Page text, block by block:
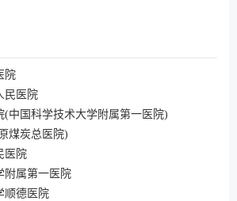
院
民医院
(中国科学技术大学附属第一医院)
煤炭总医院)
医院
附属第一医院
顺德医院